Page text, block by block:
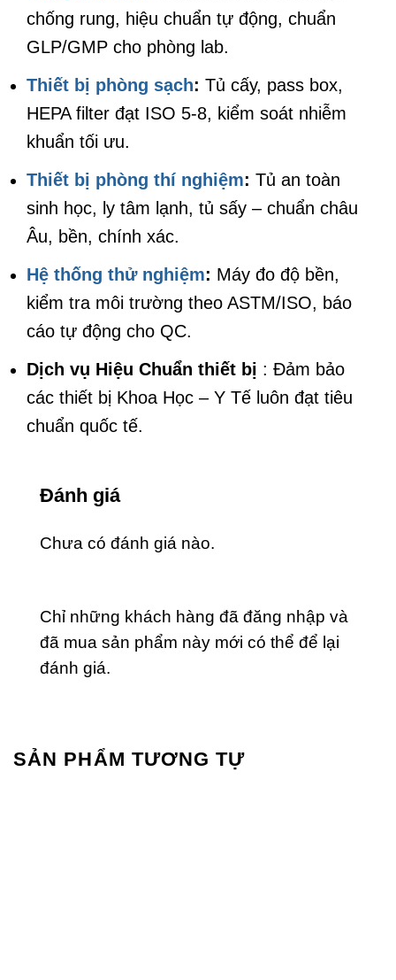
chống rung, hiệu chuẩn tự động, chuẩn
GLP/GMP cho phòng lab.
Thiết bị phòng sạch: Tủ cấy, pass box,
HEPA filter đạt ISO 5-8, kiểm soát nhiễm
khuẩn tối ưu.
Thiết bị phòng thí nghiệm: Tủ an toàn
sinh học, ly tâm lạnh, tủ sấy – chuẩn châu
Âu, bền, chính xác.
Hệ thống thử nghiệm: Máy đo độ bền,
kiểm tra môi trường theo ASTM/ISO, báo
cáo tự động cho QC.
Dịch vụ Hiệu Chuẩn thiết bị : Đảm bảo
các thiết bị Khoa Học – Y Tế luôn đạt tiêu
chuẩn quốc tế.
Đánh giá
Chưa có đánh giá nào.
Chỉ những khách hàng đã đăng nhập và
đã mua sản phẩm này mới có thể để lại
đánh giá.
SẢN PHẨM TƯƠNG TỰ